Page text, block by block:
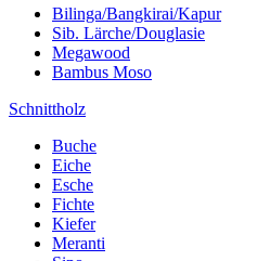
Bilinga/Bangkirai/Kapur
Sib. Lärche/Douglasie
Megawood
Bambus Moso
Schnittholz
Buche
Eiche
Esche
Fichte
Kiefer
Meranti